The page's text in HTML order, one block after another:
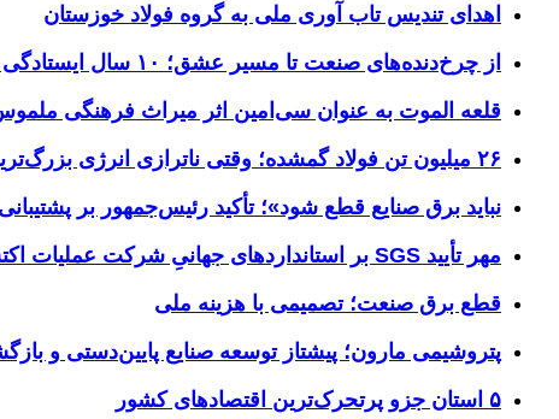
اهدای تندیس تاب آوری ملی به گروه فولاد خوزستان
از چرخ‌دنده‌های صنعت تا مسیر عشق؛ ۱۰ سال ایستادگی فولاد خوزستان در مرز چذابه
قلعه الموت به عنوان سی‌امین اثر میراث‌ فرهنگی
۲۶ میلیون تن فولاد گمشده؛ وقتی ناترازی انرژی بزرگ‌ترین مانع تولید می‌شود
نباید برق صنایع قطع شود»؛ تأکید رئیس‌جمهور بر پشتیبانی
مهر تأیید SGS بر استانداردهای جهانیِ شرکت عملیات اکتشاف نفت
قطع برق صنعت؛ تصمیمی با هزینه ملی
پتروشیمی مارون؛ پیشتاز توسعه صنایع پایین‌دستی و
۵ استان جزو پرتحرک‌ترین اقتصاد‌های کشور